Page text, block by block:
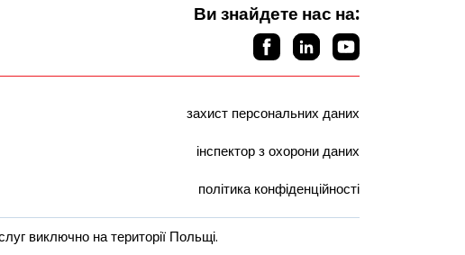
Ви знайдете нас на:
захист персональних даних
інспектор з охорони даних
політика конфіденційності
виключно на території Польщі.